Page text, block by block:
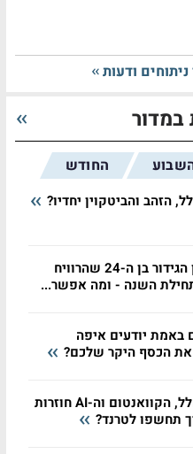
ניתוחים ודעות
במדור
החודש
הזהב והביטקוין יחדיו?
מנהל קרן הגידור בן ה-24 שהרוויח
יודעים איפה
הכסף היקר שלכם?
מניות החלל, הקוואנטום וה-AI חוזרות
תחשפו לטרנד?